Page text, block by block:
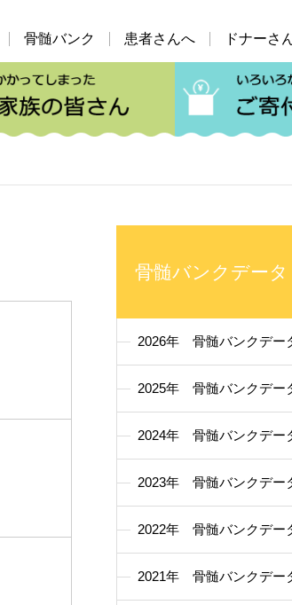
骨髄バンク 患者さんへ ドナーさ
たい方ドナーってなに？ 血液疾患にかかってし
骨髄バンクデータ
2026年 骨髄バンクデー
2025年 骨髄バンクデー
2024年 骨髄バンクデー
2023年 骨髄バンクデー
2022年 骨髄バンクデー
2021年 骨髄バンクデー